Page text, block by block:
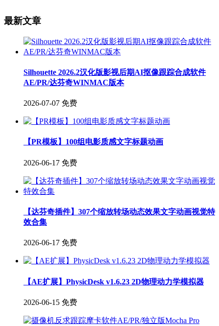
最新文章
Silhouette 2026.2汉化版影视后期AI抠像跟踪合成软件
AE/PR/达芬奇WINMAC版本
2026-07-07 免费
【PR模板】100组电影质感文字标题动画
2026-06-17 免费
【达芬奇插件】307个缩放转场动态效果文字动画视觉特
效合集
2026-06-17 免费
【AE扩展】PhysicDesk v1.6.23 2D物理动力学模拟器
2026-06-15 免费